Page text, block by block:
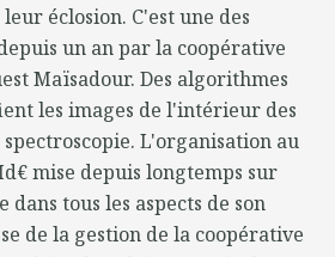
éclosion. C'est une des
un an par la coopérative
Maïsadour. Des algorithmes
les images de l'intérieur des
L'organisation au
mise depuis longtemps sur
tous les aspects de son
de la gestion de la coopérative